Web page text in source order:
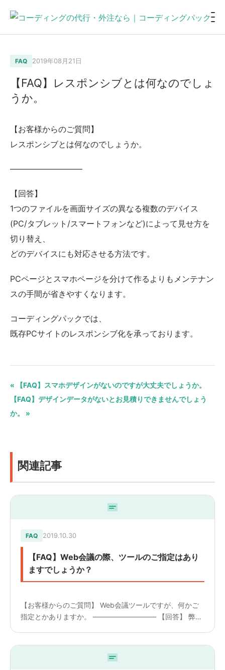
FAQ 2019年08月21日
【FAQ】レスポンシブとは何なのでしょ
うか。
【お客様からのご質問】
レスポンシブとは何なのでしょうか。
—————————
【回答】
1つのファイルを画面サイズの異なる複数のデバイス
(PC/タブレット/スマートフォンなど)によって見せ方を
切り替え、
どのデバイスにも対応させる方法です。
PCページとスマホページを分けて作るよりもメンテナン
スの手間が省きやすくなります。
コーディングパックでは、
既存PCサイトのレスポンシブ化を承っております。
« 【FAQ】スマホデザインがないのですが大丈夫でしょうか。
【FAQ】デザインデータがないとお見積りできませんでしょう
か。 »
関連記事
FAQ 2019.10.30
【FAQ】Web会議の際、ツールのご指定はあり
ますでしょうか？
【お客様からのご質問】 Web会議ツールですが、何かご
指定とかありますか。 ————————— 【回答】 弊社